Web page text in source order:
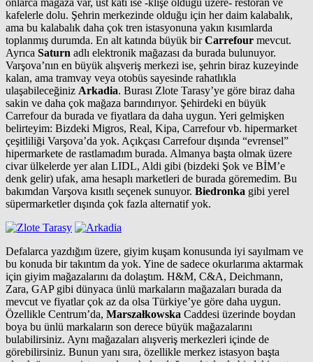
onlarca mağaza var, üst katı ise -klişe olduğu üzere- restoran ve
kafelerle dolu. Şehrin merkezinde olduğu için her daim kalabalık,
ama bu kalabalık daha çok tren istasyonuna yakın kısımlarda
toplanmış durumda. En alt katında büyük birCarrefour mevcut.
Ayrıca Saturn adlı elektronik mağazası da burada bulunuyor.
Varşova’nın en büyük alışveriş merkezi ise, şehrin biraz kuzeyinde
kalan, ama tramvay veya otobüs sayesinde rahatlıkla
ulaşabileceğiniz Arkadia. Burası Zlote Tarasy’ye göre biraz daha
sakin ve daha çok mağaza barındırıyor. Şehirdeki en büyük
Carrefour da burada ve fiyatlara da daha uygun. Yeri gelmişken
belirteyim: Bizdeki Migros, Real, Kipa, Carrefour vb. hipermarket
çeşitliliği Varşova’da yok. Açıkçası Carrefour dışında “evrensel”
hipermarkete de rastlamadım burada. Almanya başta olmak üzere
civar ülkelerde yer alan LIDL, Aldi gibi (bizdeki Şok ve BİM’e
denk gelir) ufak, ama hesaplı marketleri de burada göremedim. Bu
bakımdan Varşova kısıtlı seçenek sunuyor. Biedronka gibi yerel
süpermarketler dışında çok fazla alternatif yok.
Defalarca yazdığım üzere, giyim kuşam konusunda iyi sayılmam ve
bu konuda bir takıntım da yok. Yine de sadece okurlarıma aktarmak
için giyim mağazalarını da dolaştım. H&M, C&A, Deichmann,
Zara, GAP gibi dünyaca ünlü markaların mağazaları burada da
mevcut ve fiyatlar çok az da olsa Türkiye’ye göre daha uygun.
Özellikle Centrum’da, Marszałkowska Caddesi üzerinde boydan
boya bu ünlü markaların son derece büyük mağazalarını
bulabilirsiniz. Aynı mağazaları alışveriş merkezleri içinde de
görebilirsiniz. Bunun yanı sıra, özellikle merkez istasyon başta